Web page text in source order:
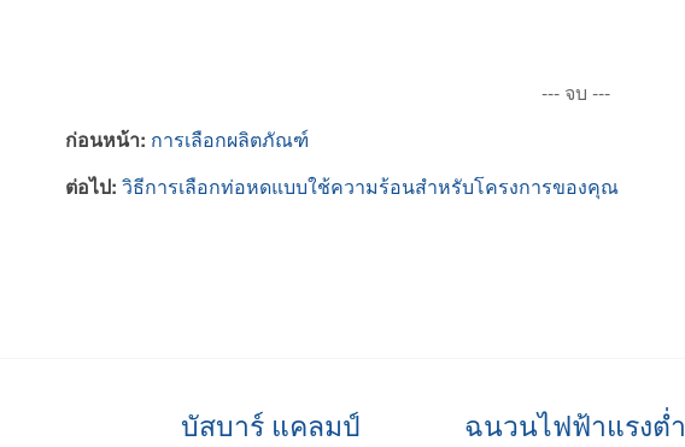
--- จบ ---
ก่อนหน้า: การเลือกผลิตภัณฑ์
ต่อไป: วิธีการเลือกท่อหดแบบใช้ความร้อนสำหรับโครงการของคุณ
บัสบาร์ แคลมป์ ฉนวนไฟฟ้าแรงต่ำ